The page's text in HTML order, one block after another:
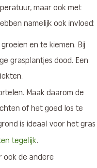
maar ook met
namelijk ook invloed:
en te kiemen. Bij
grasplantjes dood. Een
Maak daarom de
of het goed los te
is ideaal voor het gras
tegelijk.
ook de andere